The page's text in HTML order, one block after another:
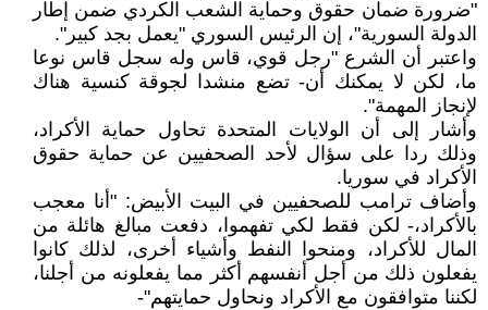
"ضرورة ضمان حقوق وحماية الشعب الكردي ضمن إطار
الدولة السورية"، إن الرئيس السوري "يعمل بجد كبير".
واعتبر أن الشرع "رجل قوي، قاس وله سجل قاس نوعا
ما، لكن لا يمكنك أن- تضع منشدا لجوقة كنسية هناك
لإنجاز المهمة".
وأشار إلى أن الولايات المتحدة تحاول حماية الأكراد،
وذلك ردا على سؤال لأحد الصحفيين عن حماية حقوق
الأكراد في سوريا.
وأضاف ترامب للصحفيين في البيت الأبيض: "أنا معجب
بالأكراد،- لكن فقط لكي تفهموا، دفعت مبالغ هائلة من
المال للأكراد، ومنحوا النفط وأشياء أخرى، لذلك كانوا
يفعلون ذلك من أجل أنفسهم أكثر مما يفعلونه من أجلنا،
لكننا متوافقون مع الأكراد ونحاول حمايتهم"-